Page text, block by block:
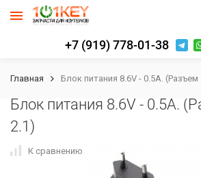
+7 (919) 778-01-38
Главная Блок питания 8.6V - 0.5A. (Разъем
Блок питания 8.6V - 0.5A.
2.1)
К сравнению В избранное